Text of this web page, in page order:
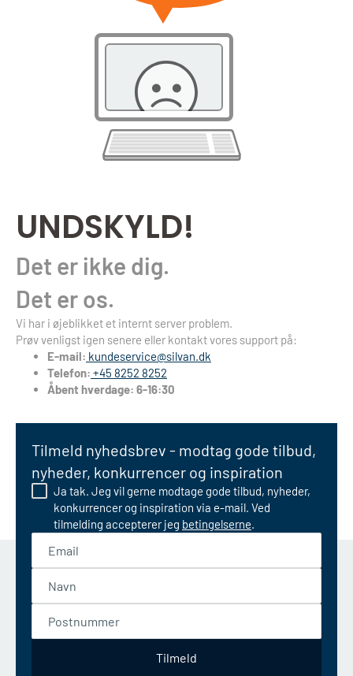
UNDSKYLD!
Det er ikke dig.
Det er os.
Vi har i øjeblikket et internt server problem.
Prøv venligst igen senere eller kontakt vores support på:
E-mail: kundeservice@silvan.dk
Telefon: +45 8252 8252
Åbent hverdage: 6-16:30
Tilmeld nyhedsbrev - modtag gode tilbud,
nyheder, konkurrencer og inspiration
Ja tak. Jeg vil gerne modtage gode tilbud, nyheder,
konkurrencer og inspiration via e-mail. Ved
tilmelding accepterer jeg betingelserne.
Tilmeld